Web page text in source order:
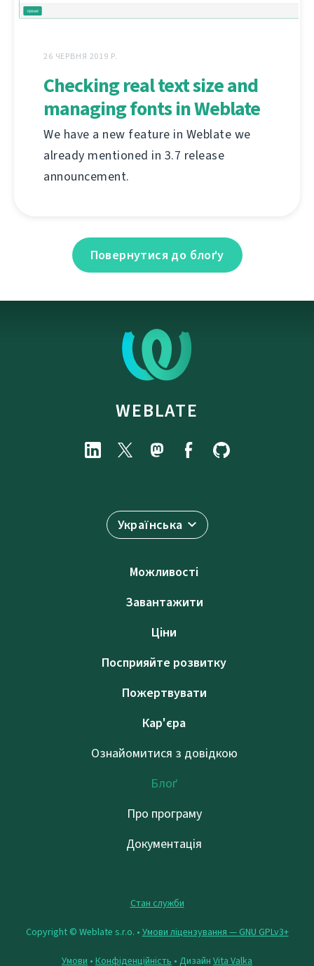
26 ЧЕРВНЯ 2019 Р.
Checking real text size and
managing fonts in Weblate
We have a new feature in Weblate we
already mentioned in 3.7 release
announcement.
Повернутися до блоґу
WEBLATE
Українська
Можливості
Завантажити
Ціни
Посприяйте розвитку
Пожертвувати
Кар'єра
Ознайомитися з довідкою
Блоґ
Про програму
Документація
Стан служби
Copyright © Weblate s.r.o. • Умови ліцензування — GNU GPLv3+
Умови • Конфіденційність • Дизайн Vita Valka